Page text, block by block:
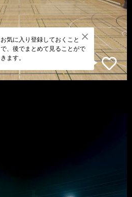
お気に入り登録しておくこと
で、後でまとめて見ることがで
きます。